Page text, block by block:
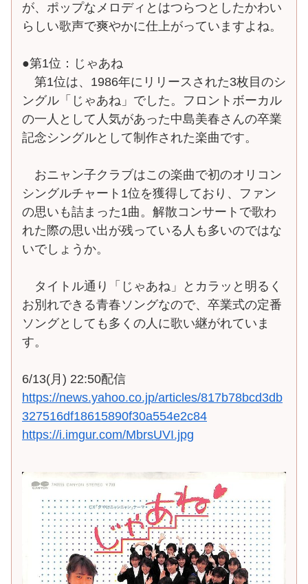
が、ポップなメロディとはつらつとしたかわい
らしい歌声で爽やかに仕上がっていますよね。
●第1位：じゃあね
第1位は、1986年にリリースされた3枚目のシ
ングル「じゃあね」でした。フロントボーカル
の一人として人気があった中島美春さんの卒業
記念シングルとして制作された楽曲です。
おニャン子クラブはこの楽曲で初のオリコン
シングルチャート1位を獲得しており、ファン
の思いも詰まった1曲。解散コンサートで歌わ
れた際の思い出が残っている人も多いのではな
いでしょうか。
タイトル通り「じゃあね」とカラッと明るく
お別れできる青春ソングなので、卒業式の定番
ソングとしても多くの人に歌い継がれていま
す。
6/13(月) 22:50配信
https://news.yahoo.co.jp/articles/817b78bcd3db
327516df18615890f30a554e2c84
https://i.imgur.com/MbrsUVI.jpg